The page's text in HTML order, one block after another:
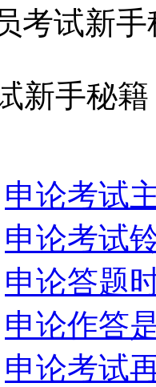
考试新手
手秘籍
申论考试
申论考试
申论答题
申论作答
申论考试